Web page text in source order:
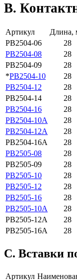
B.
Артикул Длина,
PB2504-06
28
PB2504-08
28
PB2504-09
28
*PB2504-10 28
PB2504-12
28
PB2504-14
28
PB2504-16
28
PB2504-10A
28
PB2504-12A
28
PB2504-16A
28
PB2505-08
28
PB2505-09
28
PB2505-10
28
PB2505-12
28
PB2505-16
28
PB2505-10A
28
PB2505-12A
28
PB2505-16A
28
C. Вставки
Артикул